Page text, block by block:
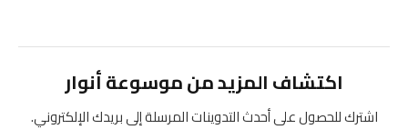
اكتشاف المزيد من موسوعة أنوار
اشترك للحصول على أحدث التدوينات المرسلة إلى بريدك الإلكتروني.